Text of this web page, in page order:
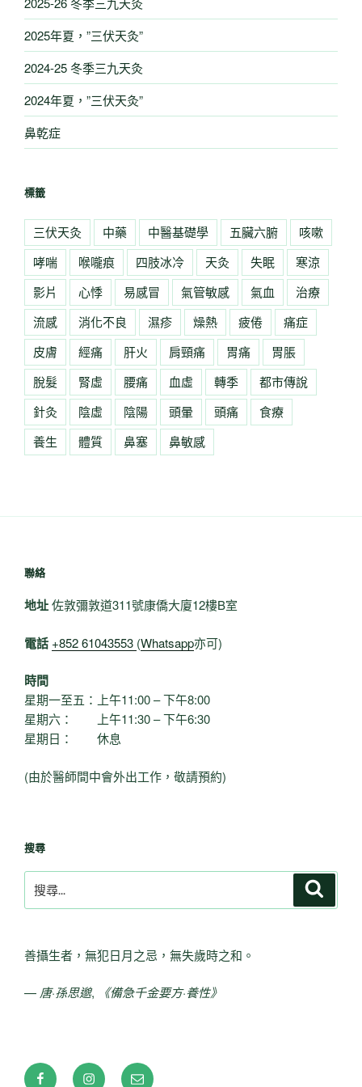
2025年夏，”三伏天灸”
2024-25 冬季三九天灸
2024年夏，”三伏天灸”
鼻乾症
標籤
三伏天灸 中藥 中醫基礎學 五臟六腑
咳嗽
哮喘
喉嚨痕 四肢冰冷 天灸 失眠
寒涼
影片
心悸 易感冒 氣管敏感 氣血
治療
流感
消化不良 濕疹 燥熱 疲倦
痛症
皮膚
經痛 肝火 肩頸痛 胃痛
胃脹
脫髮
腎虛 腰痛 血虛 轉季
都市傳說
針灸
陰虛 陰陽 頭暈 頭痛
食療
養生
體質 鼻塞 鼻敏感
聯絡
地址佐敦彌敦道311號康僑大廈12樓B室
電話 +852 61043553 (Whatsapp亦可)
時間
星期一至五：上午11:00 – 下午8:00
星期六： 上午11:30 – 下午6:30
星期日： 休息
(由於醫師間中會外出工作，敬請預約)
搜尋
搜
尋
字:
善攝生者，無犯日月之忌，無失歲時之和。
— 唐·孫思邈, 《備急千金要方·養性》
FacebookInstagram電